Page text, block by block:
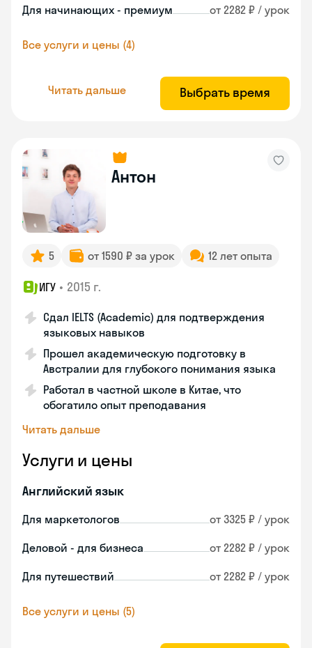
Для начинающих - премиум от 2282 ₽ / урок
Все услуги и цены (4)
Читать дальше Выбрать время
Антон
5 от 1590 ₽ за урок 12 лет опыта
ИГУ • 2015 г.
Сдал IELTS (Academic) для подтверждения
языковых навыков
Прошел академическую подготовку в
Австралии для глубокого понимания языка
Работал в частной школе в Китае, что
обогатило опыт преподавания
Читать дальше
Услуги и цены
Английский язык
Для маркетологов от 3325 ₽ / урок
Деловой - для бизнеса от 2282 ₽ / урок
Для путешествий от 2282 ₽ / урок
Все услуги и цены (5)